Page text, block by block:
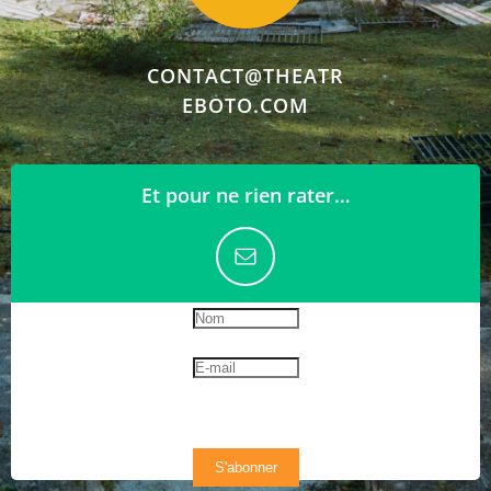
CONTACT@THEATR
EBOTO.COM
Et pour ne rien rater…
S'abonner